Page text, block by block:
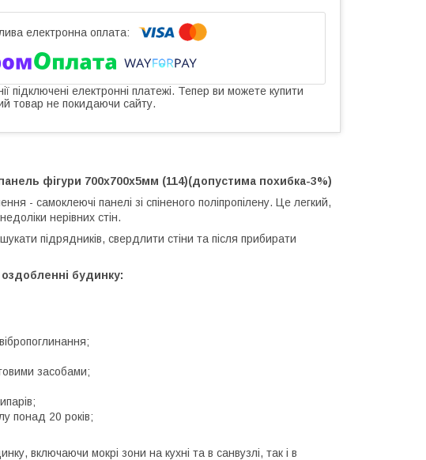
підключені електронні платежі. Тепер ви можете купити
товар не покидаючи сайту.
фігури 700х700х5мм (114)(допустима похибка-3%)
- самоклеючі панелі зі спіненого поліпропілену. Це легкий,
нерівних стін.
підрядників, свердлити стіни та після прибирати
будинку:
засобами;
понад 20 років;
включаючи мокрі зони на кухні та в санвузлі, так і в